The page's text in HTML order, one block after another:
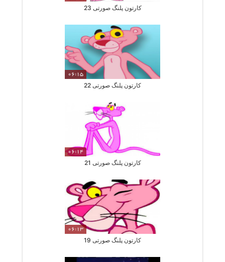
کارتون پلنگ صورتی 23
06:15
کارتون پلنگ صورتی 22
06:14
کارتون پلنگ صورتی 21
06:13
کارتون پلنگ صورتی 19